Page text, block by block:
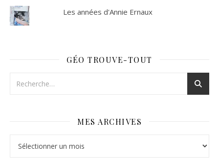
Les années d'Annie Ernaux
GÉO TROUVE-TOUT
MES ARCHIVES